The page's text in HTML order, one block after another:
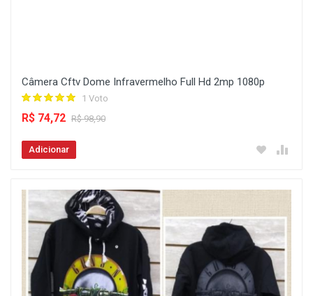
Câmera Cftv Dome Infravermelho Full Hd 2mp 1080p
1 Voto
R$ 74,72 R$ 98,90
Adicionar